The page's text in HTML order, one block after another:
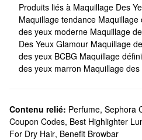
Produits liés à Maquillage Des
Maquillage tendance Maquillage
des yeux moderne Maquillage
Des Yeux Glamour Maquillage
des yeux BCBG Maquillage
des yeux marron Maquillage
Contenu relié: Perfume, Sephora
Coupon Codes, Best Highlighter
For Dry Hair, Benefit Browbar